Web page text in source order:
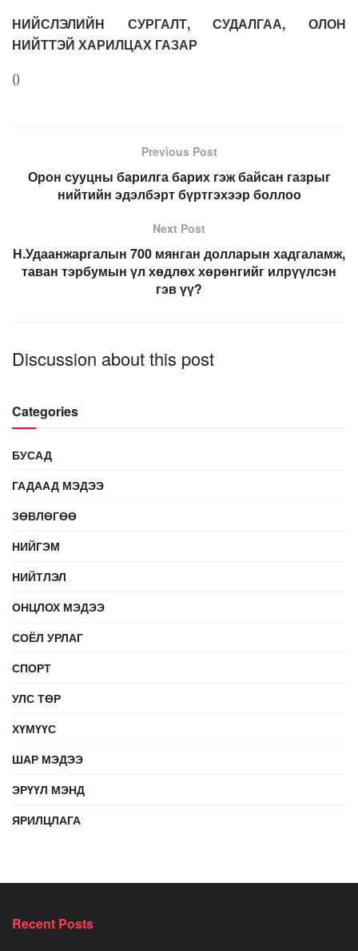
НИЙСЛЭЛИЙН СУРГАЛТ, СУДАЛГАА, ОЛОН
НИЙТТЭЙ ХАРИЛЦАХ ГАЗАР
()
Previous Post
Орон сууцны барилга барих гэж байсан газрыг
нийтийн эдэлбэрт бүртгэхээр боллоо
Next Post
Н.Удаанжаргалын 700 мянган долларын хадгаламж,
таван тэрбумын үл хөдлөх хөрөнгийг илрүүлсэн
гэв үү?
Discussion about this post
Categories
БУСАД
ГАДААД МЭДЭЭ
ЗӨВЛӨГӨӨ
НИЙГЭМ
НИЙТЛЭЛ
ОНЦЛОХ МЭДЭЭ
СОЁЛ УРЛАГ
СПОРТ
УЛС ТӨР
ХҮМҮҮС
ШАР МЭДЭЭ
ЭРҮҮЛ МЭНД
ЯРИЛЦЛАГА
Recent Posts